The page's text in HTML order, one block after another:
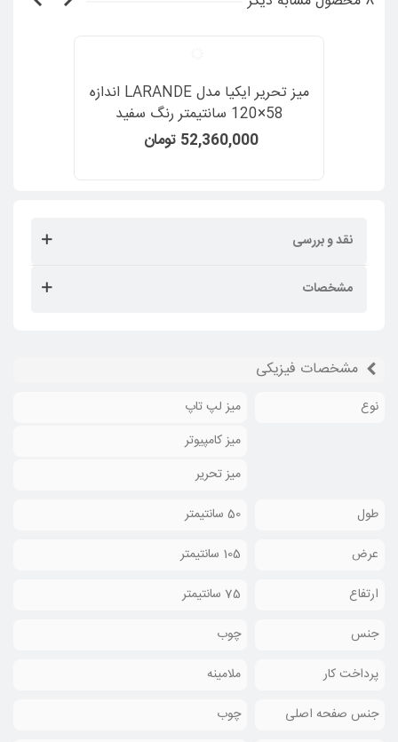
میز تحریر ایکیا مدل LARANDE اندازه
58×120 سانتیمتر رنگ سفید
52,360,000 تومان
نقد و بررسی
مشخصات
مشخصات فیزیکی
نوع
میز لپ تاپ
میز کامپیوتر
میز تحریر
طول
50 سانتیمتر
عرض
105 سانتیمتر
ارتفاع
75 سانتیمتر
جنس
چوب
پرداخت کار
ملامینه
جنس صفحه اصلی
چوب